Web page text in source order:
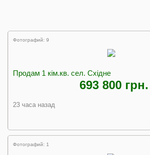
Фотографий: 9
Продам 1 кiм.кв. сел. Схiдне
693 800 грн.
23 часа назад
Фотографий: 1